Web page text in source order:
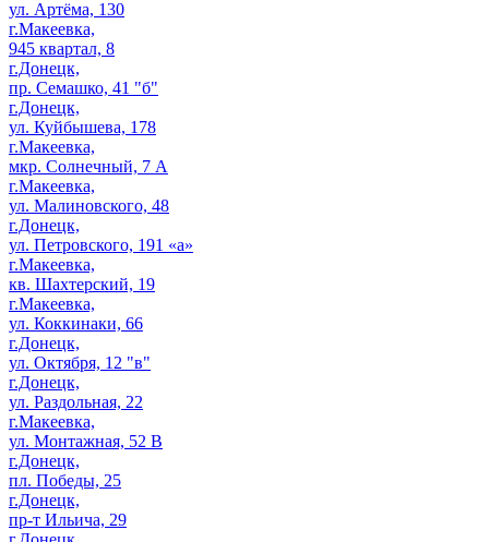
ул. Артёма, 130
г.Макеевка,
945 квартал, 8
г.Донецк,
пр. Семашко, 41 "б"
г.Донецк,
ул. Куйбышева, 178
г.Макеевка,
мкр. Солнечный, 7 А
г.Макеевка,
ул. Малиновского, 48
г.Донецк,
ул. Петровского, 191 «а»
г.Макеевка,
кв. Шахтерский, 19
г.Макеевка,
ул. Коккинаки, 66
г.Донецк,
ул. Октября, 12 "в"
г.Донецк,
ул. Раздольная, 22
г.Макеевка,
ул. Монтажная, 52 В
г.Донецк,
пл. Победы, 25
г.Донецк,
пр-т Ильича, 29